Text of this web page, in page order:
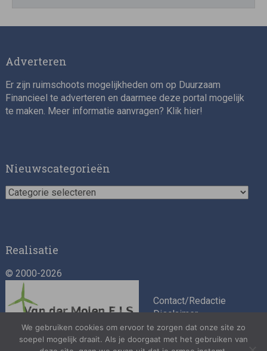
Adverteren
Er zijn ruimschoots mogelijkheden om op Duurzaam
Financieel te adverteren en daarmee deze portal mogelijk
te maken. Meer informatie aanvragen? Klik hier!
Nieuwscategorieën
Nieuwscategorieën
Realisatie
© 2000-2026
Contact/Redactie
Disclaimer
Algemene
voorwaarden
We gebruiken cookies om ervoor te zorgen dat onze site zo
soepel mogelijk draait. Als je doorgaat met het gebruiken van